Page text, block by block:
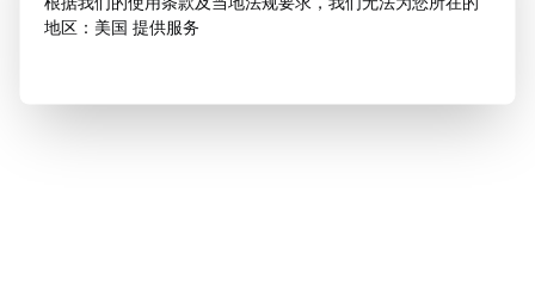
地区：美国 提供服务